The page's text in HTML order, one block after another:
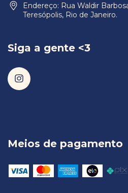
Endereço: Rua Waldir
Teresópolis, Rio de Janeiro.
Siga a gente <3
Meios de pagamento